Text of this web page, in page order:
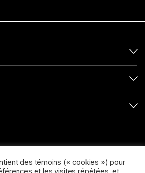
des témoins (« cookies ») pour
et les visites répétées, et